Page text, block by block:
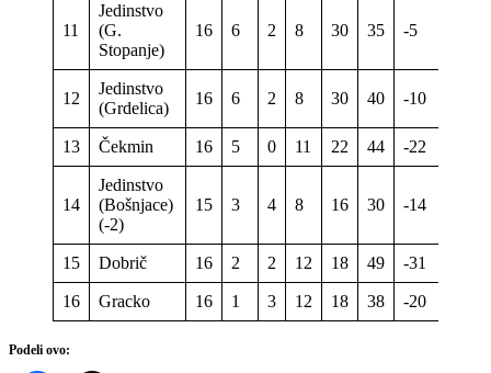
11
Jedinstvo
(G.
Stopanje)
16 6 2 8 30 35 -5
12
Jedinstvo
(Grdelica)
16 6 2 8 30 40 -10
13 Čekmin 16 5 0 11 22 44 -22
14
Jedinstvo
(Bošnjace)
(-2)
15 3 4 8 16 30 -14
15 Dobrič 16 2 2 12 18 49 -31
16 Gracko 16 1 3 12 18 38 -20
Podeli ovo: